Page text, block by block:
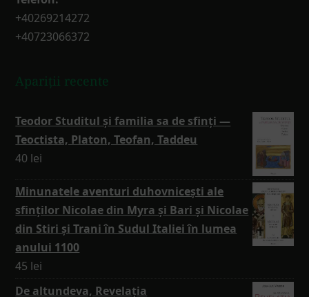
+40269214272
+40723066372
Apariții recente
Teodor Studitul și familia sa de sfinți —
Teoctista, Platon, Teofan, Taddeu
40 lei
Minunatele aventuri duhovnicești ale
sfinților Nicolae din Myra și Bari și Nicolae
din Stiri și Trani în Sudul Italiei în lumea
anului 1100
45 lei
De altundeva, Revelația